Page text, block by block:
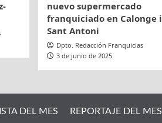
nuevo supermercado
franquiciado en Calonge i
Sant Antoni
Dpto. Redacción Franquicias
3 de junio de 2025
DEL MES REPORTAJE DEL MES